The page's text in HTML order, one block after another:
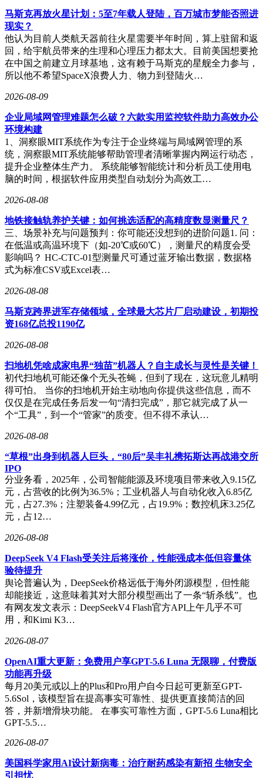
马斯克再放火星计划：5至7年载人登陆，百万城市梦能否照进
现实？
他认为目前人类航天器前往火星需要半年时间，算上驻留和返
回，给宇航员带来的生理和心理压力都太大。目前美国想要抢
在中国之前建立月球基地，这有赖于马斯克的星舰全力参与，
所以他不希望SpaceX浪费人力、物力到登陆火…
2026-08-09
企业局域网管理难题怎么破？六款实用监控软件助力高效办公
环境构建
1、洞察眼MIT系统作为专注于企业终端与局域网管理的系
统，洞察眼MIT系统能够帮助管理者清晰掌握内网运行动态，
提升企业整体生产力。 系统能够智能统计和分析员工使用电
脑的时间，根据软件应用类型自动划分为高效工…
2026-08-08
地铁接触轨养护关键：如何挑选适配的高精度数显测量尺？
三、场景补充与问题预判：你可能还没想到的进阶问题1. 问：
在低温或高温环境下（如-20℃或60℃），测量尺的精度会受
影响吗？ HC-CTC-01型测量尺可通过蓝牙输出数据，数据格
式为标准CSV或Excel表…
2026-08-08
马斯克跨界进军存储领域，全球最大芯片厂启动建设，初期投
资168亿总投1190亿
2026-08-08
扫地机凭啥成家电界“独苗”机器人？自主成长与灵性是关键！
初代扫地机可能还像个无头苍蝇，但到了现在，这玩意儿精明
得可怕。 当你的扫地机开始主动地向你提供这些信息，而不
仅仅是在完成任务后发一句“清扫完成”，那它就完成了从一
个“工具”，到一个“管家”的质变。但不得不承认…
2026-08-08
“草根”出身到机器人巨头，“80后”吴丰礼携拓斯达再战港交所
IPO
分业务看，2025年，公司智能能源及环境项目带来收入9.15亿
元，占营收的比例为36.5%；工业机器人与自动化收入6.85亿
元，占27.3%；注塑装备4.99亿元，占19.9%；数控机床3.25亿
元，占12…
2026-08-08
DeepSeek V4 Flash受关注后将涨价，性能强成本低但容量体
验待提升
舆论普遍认为，DeepSeek价格远低于海外闭源模型，但性能
却能接近，这意味着其对大部分模型画出了一条“斩杀线”。也
有网友发文表示：DeepSeekV4 Flash官方API上午几乎不可
用，和Kimi K3…
2026-08-07
OpenAI重大更新：免费用户享GPT-5.6 Luna 无限聊，付费版
功能再升级
每月20美元或以上的Plus和Pro用户自今日起可更新至GPT-
5.6Sol，该模型旨在提高事实可靠性、提供更直接简洁的回
答，并新增滑块功能。 在事实可靠性方面，GPT-5.6 Luna相比
GPT-5.5…
2026-08-07
美国科学家用AI设计新病毒：治疗耐药感染有新招 生物安全
引担忧